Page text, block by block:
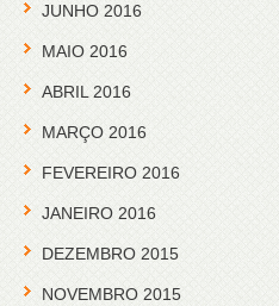
JUNHO 2016
MAIO 2016
ABRIL 2016
MARÇO 2016
FEVEREIRO 2016
JANEIRO 2016
DEZEMBRO 2015
NOVEMBRO 2015